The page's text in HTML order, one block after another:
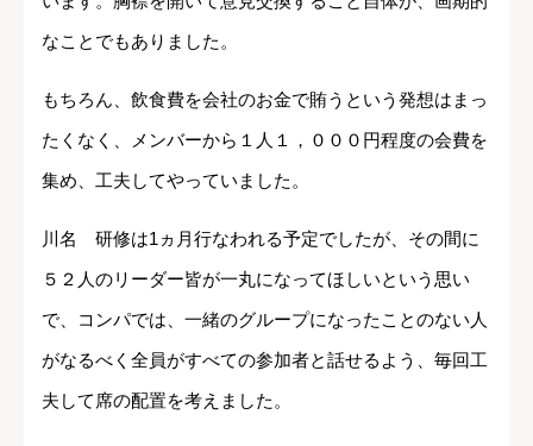
なことでもありました。
もちろん、飲食費を会社のお金で賄うという発想はまっ
たくなく、メンバーから１人１，０００円程度の会費を
集め、工夫してやっていました。
川名 研修は1ヵ月行なわれる予定でしたが、その間に
５２人のリーダー皆が一丸になってほしいという思い
で、コンパでは、一緒のグループになったことのない人
がなるべく全員がすべての参加者と話せるよう、毎回工
夫して席の配置を考えました。